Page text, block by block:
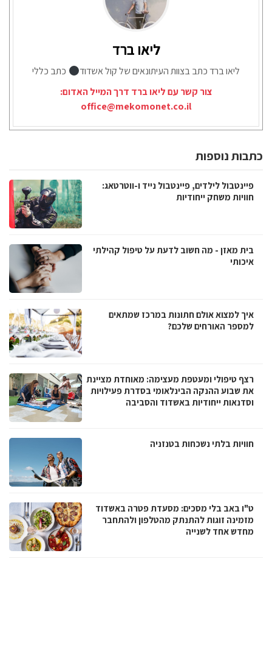
ליאו ברד
ליאו ברד כתב בצוות העיתונאים של קול אשדוד
כתב כללי
צור קשר עם ליאו ברד דרך המייל האדום:
office@mekomonet.co.il
כתבות נוספות
פיינטבול לילדים, פיינטבול נייד ו-ווטרטאג:
חוויות משחק ייחודיות
בית מאזן - מה חשוב לדעת על טיפול קהילתי
איכותי
איך למצוא אולם חתונות במרכז שמתאים
למספר האורחים שלכם?
רצף טיפולי ומעטפת מעצימה: מאוחדת מציינת
את שבוע ההנקה הבינלאומי בסדרת פעילויות
וסדנאות ייחודיות באשדוד והסביבה
חוויות בלתי נשכחות בטנזניה
ט"ו באב בלי מסכים: מסעדת פטרה באשדוד
מזמינה זוגות להתנתק מהטלפון ולהתחבר
מחדש אחד לשנייה